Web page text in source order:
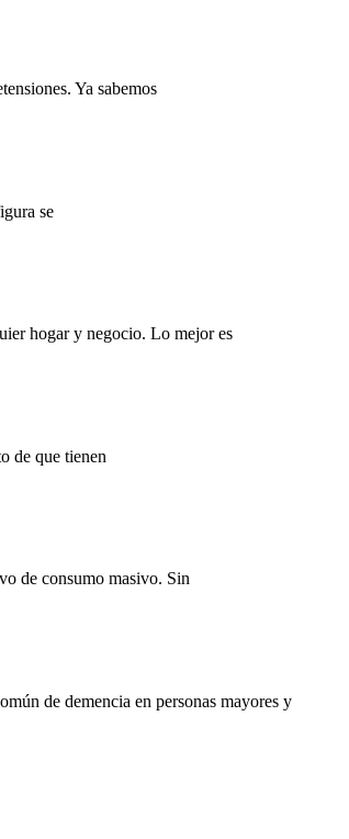
Ya sabemos
se
hogar y negocio. Lo mejor es
de que tienen
de consumo masivo. Sin
de demencia en personas mayores y